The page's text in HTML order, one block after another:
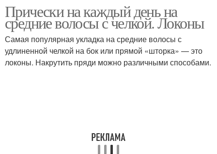
Изящная прическа
Прическа в греческом
стиле
Прическа на средние
Высокая прическа
Прически на каждый день на
средние волосы с челкой. Локоны
Самая популярная укладка на средние волосы с
удлиненной челкой на бок или прямой «шторка» — это
локоны. Накрутить пряди можно различными способами.